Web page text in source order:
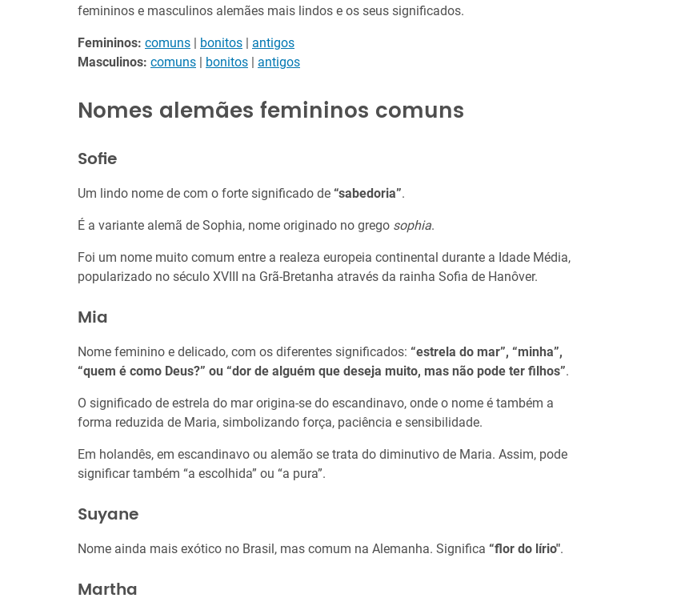
femininos e masculinos alemães mais lindos e os seus significados.
Femininos: comuns | bonitos | antigos
Masculinos: comuns | bonitos | antigos
Nomes alemães femininos comuns
Sofie
Um lindo nome de com o forte significado de “sabedoria”.
É a variante alemã de Sophia, nome originado no grego sophia.
Foi um nome muito comum entre a realeza europeia continental durante a Idade Média,
popularizado no século XVIII na Grã-Bretanha através da rainha Sofia de Hanôver.
Mia
Nome feminino e delicado, com os diferentes significados: “estrela do mar”, “minha”,
“quem é como Deus?” ou “dor de alguém que deseja muito, mas não pode ter filhos”.
O significado de estrela do mar origina-se do escandinavo, onde o nome é também a
forma reduzida de Maria, simbolizando força, paciência e sensibilidade.
Em holandês, em escandinavo ou alemão se trata do diminutivo de Maria. Assim, pode
significar também “a escolhida” ou “a pura”.
Suyane
Nome ainda mais exótico no Brasil, mas comum na Alemanha. Significa “flor do lírio".
Martha